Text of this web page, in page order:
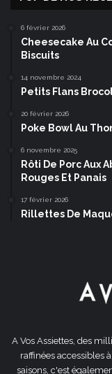
6 février 2026
Cheesecake Au
Biscuits
14 novembre 2024
Petits Flans
20 février 2026
Poke Bowl Au
6 novembre 2025
Rôti De Porc Aux
Rouges Et Panais
17 février 2026
Rillettes De
A Vos Assiettes, des
raffinées accessibles
saisons, c'est